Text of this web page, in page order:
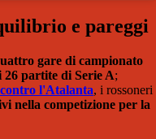
e pareggi
gare di campionato
26 partite di Serie A;
l'Atalanta, i rossoneri
nella competizione per la